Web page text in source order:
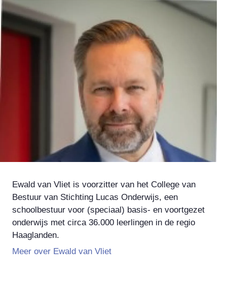
Ewald van Vliet is voorzitter van het College van
Bestuur van Stichting Lucas Onderwijs, een
schoolbestuur voor (speciaal) basis- en voortgezet
onderwijs met circa 36.000 leerlingen in de regio
Haaglanden.
Meer over Ewald van Vliet